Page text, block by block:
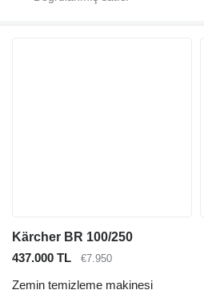
Kärcher BR 100/250
437.000 TL
€7.950
Zemin temizleme makinesi